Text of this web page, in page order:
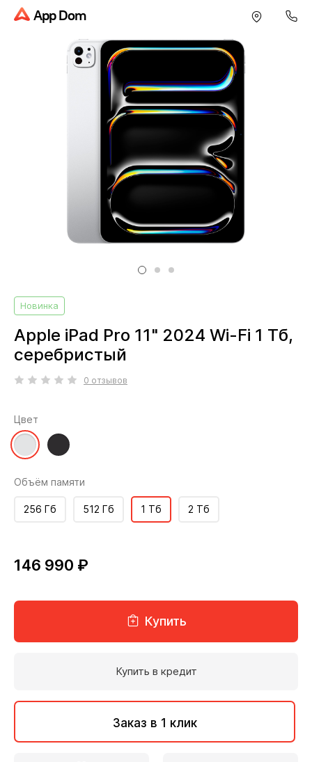
App Dom
Новинка
Apple iPad Pro 11" 2024 Wi-Fi 1 Тб,
серебристый
0 отзывов
Цвет
Объём памяти
1 Тб 2 Тб
256 Гб 512 Гб
146 990 ₽
Купить
Купить в кредит
Заказ в 1 клик